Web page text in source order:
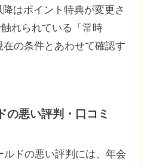
はポイント特典が変更さ
れられている「常時
の条件とあわせて確認す
の悪い評判・口コミ
ドの悪い評判には、年会